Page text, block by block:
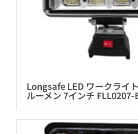
Longsafe LED ワークライ
ルーメン 7インチ FLL0207-